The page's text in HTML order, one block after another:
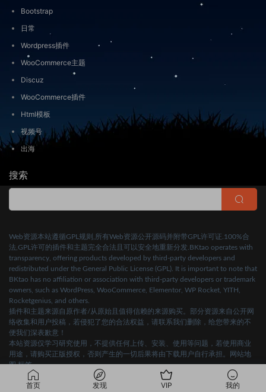
Bootstrap
日常
Wordpress插件
WooCommerce主题
Discuz
WooCommerce插件
Html模板
视频号
出海
搜索
Web资源本站遵循GPL规则,所有Web资源公开源码并附带GPL许可证.100%合
法,GPL许可的插件和主题完全合法且可以安全地重新分发.BKtao operates with
transparency, offering products developed by third-party developers and
redistributed under the General Public License (GPL). It is important to note that
BKtao has no affiliation or association with third-party developers or trademark
owners, such as WordPress, WooCommerce, Elementor, WP Rocket, YITH,
Rocketgenius, and others.
插件和主题来源自原作者/从原始且值得信赖的来源购买。部分资源来自公开网
络收集和用户投稿，若侵犯了您的合法权益，请联系我们删除，给您带来的不
便我们深表歉意！
本站资源仅学习研究使用，不提供任何上传、安装、使用等问题，若使用商业
用途，请购买正版授权，否则产生的一切后果将由下载用户自行承担。
网站地
图 标签
首页 发现 VIP 我的